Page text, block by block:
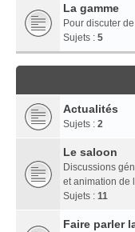
La gamme
Pour discuter
Sujets : 5
Actualités
Sujets : 2
Le saloon
Discussions
et animation de
Sujets : 11
Faire parler